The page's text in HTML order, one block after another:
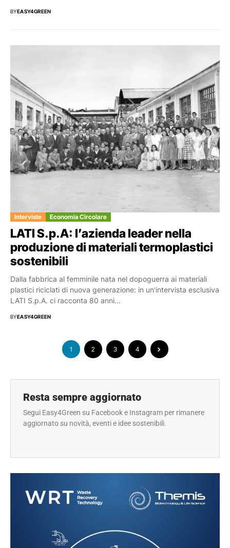
BYEASY4GREEN
Interviste Economia Circolare
LATI S.p.A: l’azienda leader nella
produzione di materiali termoplastici
sostenibili
Dalla fabbrica al femminile nata nel dopoguerra ai materiali
plastici riciclati di nuova generazione: in un'intervista esclusiva
LATI S.p.A. ci racconta 80 anni...
BYEASY4GREEN
1 2 3 4
Resta sempre aggiornato
Segui Easy4Green su Facebook e Instagram per rimanere
aggiornato su novità, eventi e idee sostenibili.